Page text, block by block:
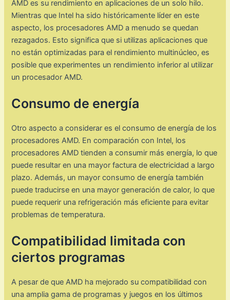
AMD es su rendimiento en aplicaciones de un solo hilo.
Mientras que Intel ha sido históricamente líder en este
aspecto, los procesadores AMD a menudo se quedan
rezagados. Esto significa que si utilizas aplicaciones que
no están optimizadas para el rendimiento multinúcleo, es
posible que experimentes un rendimiento inferior al utilizar
un procesador AMD.
Consumo de energía
Otro aspecto a considerar es el consumo de energía de los
procesadores AMD. En comparación con Intel, los
procesadores AMD tienden a consumir más energía, lo que
puede resultar en una mayor factura de electricidad a largo
plazo. Además, un mayor consumo de energía también
puede traducirse en una mayor generación de calor, lo que
puede requerir una refrigeración más eficiente para evitar
problemas de temperatura.
Compatibilidad limitada con
ciertos programas
A pesar de que AMD ha mejorado su compatibilidad con
una amplia gama de programas y juegos en los últimos